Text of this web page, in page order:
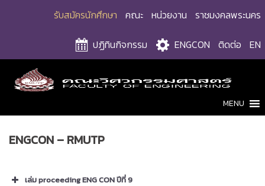
รับสมัครนักศึกษา คณะ หน่วยงาน ราชมงคลพระนคร
ปฏิทินกิจกรรม ENGCON ติดต่อ EN
MENU
ENGCON – RMUTP
เล่ม proceeding ENG CON ปีที่ 9